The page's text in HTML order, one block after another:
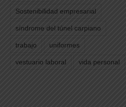
Sostenibilidad empresarial
síndrome del túnel carpiano
trabajo uniformes
vestuario laboral vida personal